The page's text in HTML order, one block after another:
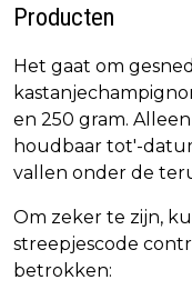
Producten
Het gaat om
en 250 gram.
houdbaar tot'-
vallen onder de
Om zeker te zijn,
streepjescode
betrokken: